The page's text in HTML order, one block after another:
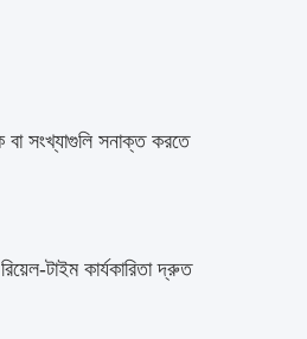
সংখ্যাগুলি সনাক্ত করতে
টাইম কার্যকারিতা দ্রুত